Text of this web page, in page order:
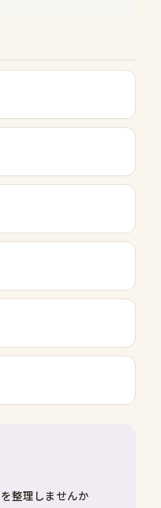
整理しませんか